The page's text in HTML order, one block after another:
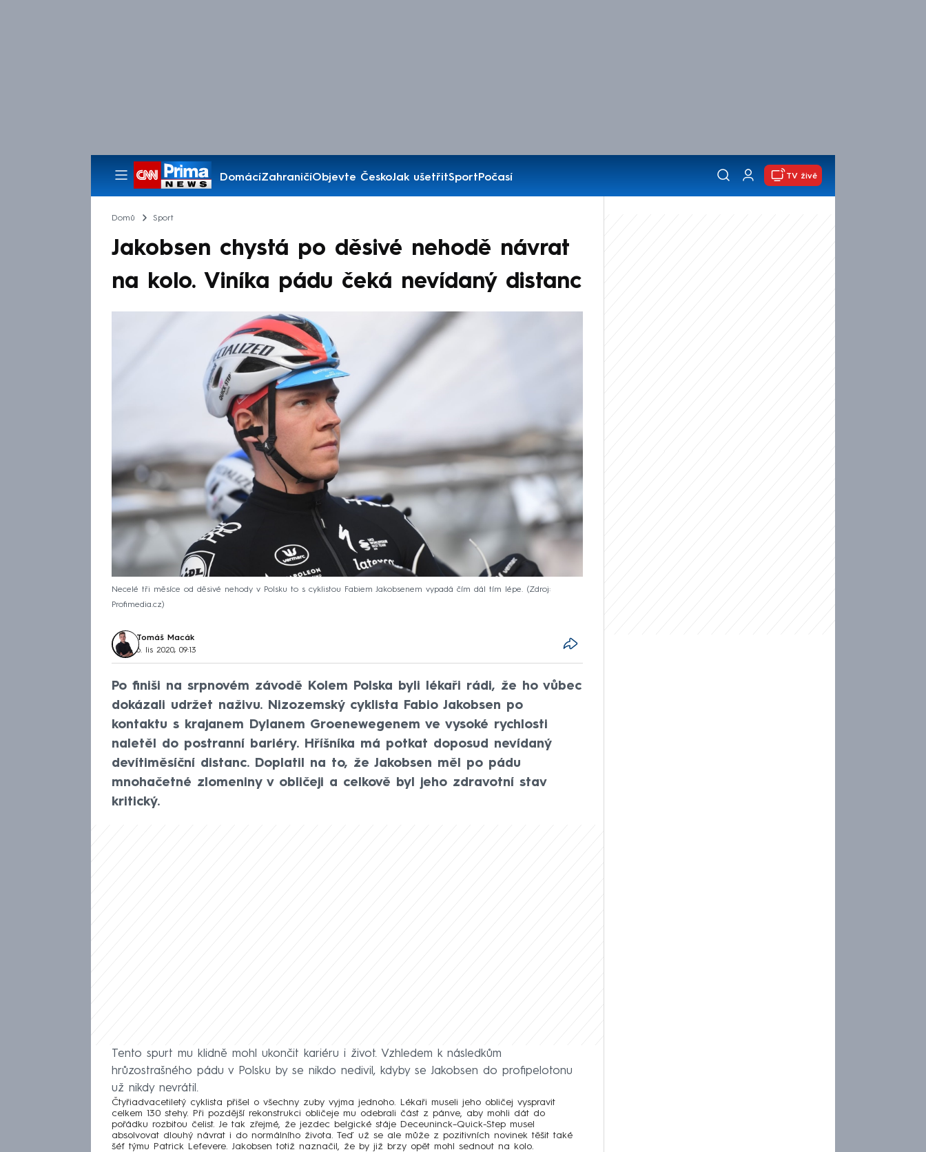
DomácíZahraničíObjevte ČeskoJak ušetřitSportPočasí
Pořady
TV živě
Domů Sport
Jakobsen chystá po děsivé nehodě návrat
na kolo. Viníka pádu čeká nevídaný distanc
Necelé tři měsíce od děsivé nehody v Polsku to s cyklistou Fabiem Jakobsenem vypadá čím dál tím lépe.
Zdroj:
Profimedia.cz
Tomáš Macák
6. lis 2020, 09:13
Po finiši na srpnovém závodě Kolem Polska byli lékaři rádi, že ho vůbec
dokázali udržet naživu. Nizozemský cyklista Fabio Jakobsen po
kontaktu s krajanem Dylanem Groenewegenem ve vysoké rychlosti
naletěl do postranní bariéry. Hříšníka má potkat doposud nevídaný
devítiměsíční distanc. Doplatil na to, že Jakobsen měl po pádu
mnohačetné zlomeniny v obličeji a celkově byl jeho zdravotní stav
kritický.
Tento spurt mu klidně mohl ukončit kariéru i život. Vzhledem k následkům
hrůzostrašného pádu v Polsku by se nikdo nedivil, kdyby se Jakobsen do profipelotonu
už nikdy nevrátil.
Čtyřiadvacetiletý cyklista přišel o všechny zuby vyjma jednoho. Lékaři museli jeho obličej vyspravit
celkem 130 stehy. Při pozdější rekonstrukci obličeje mu odebrali část z pánve, aby mohli dát do
pořádku rozbitou čelist. Je tak zřejmé, že jezdec belgické stáje Deceuninck–Quick-Step musel
absolvovat dlouhý návrat i do normálního života. Teď už se ale může z pozitivních novinek těšit také
šéf týmu Patrick Lefevere. Jakobsen totiž naznačil, že by již brzy opět mohl sednout na kolo.